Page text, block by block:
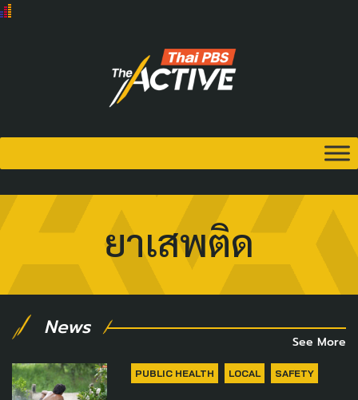
ยาเสพติด
News
See More
PUBLIC HEALTH LOCAL SAFETY